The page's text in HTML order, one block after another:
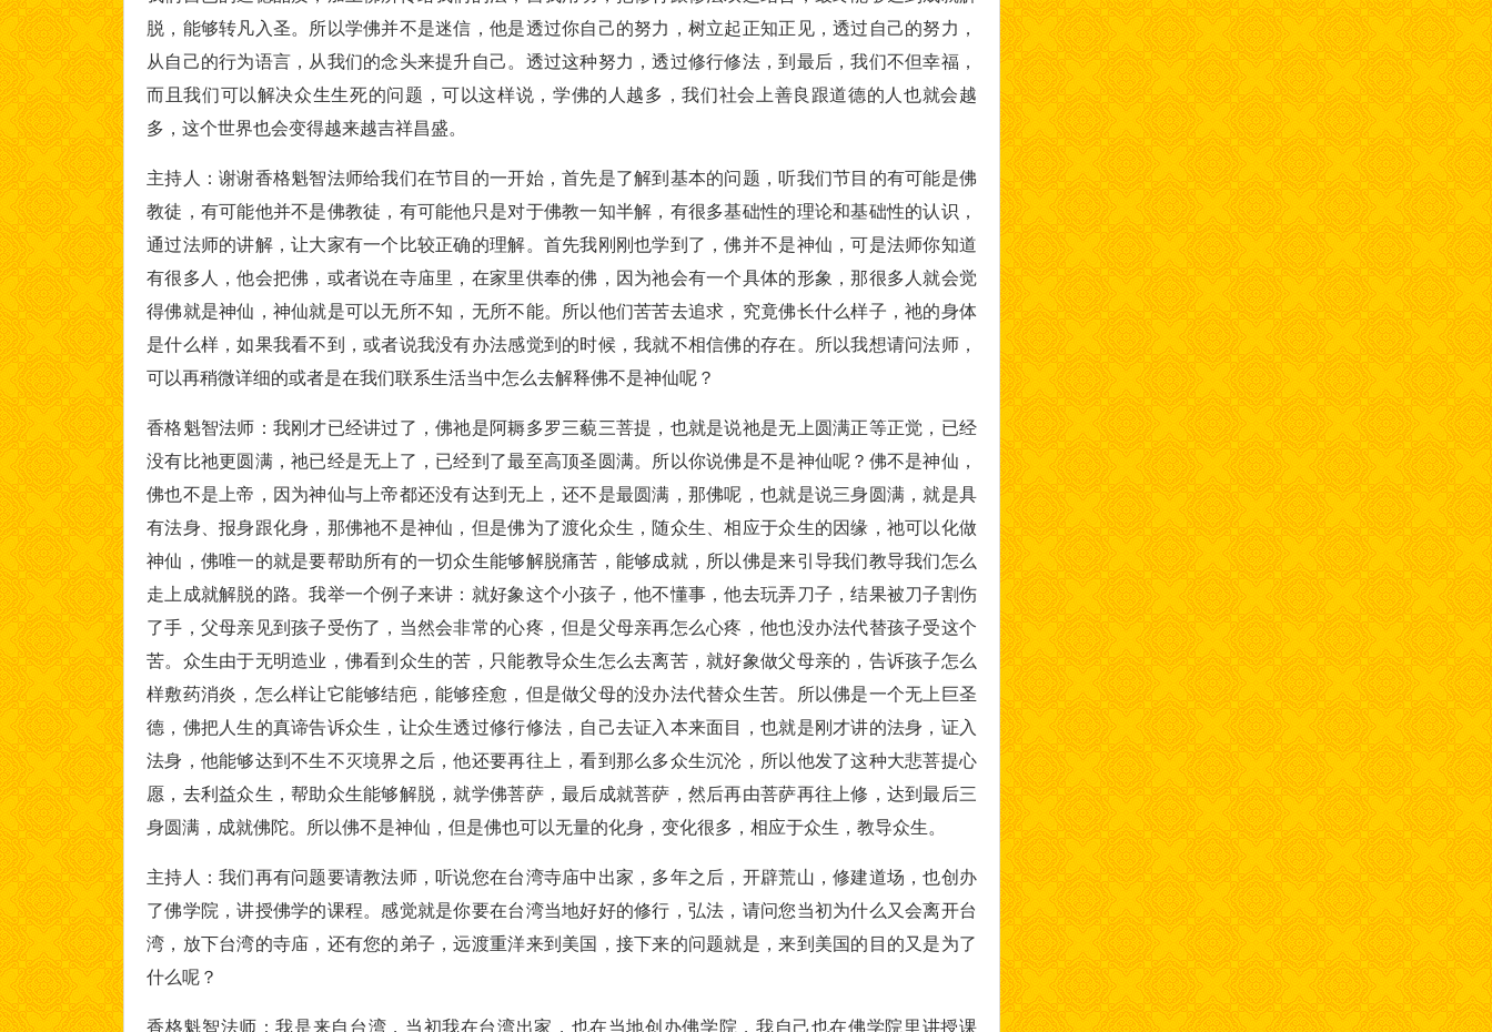
脱，能够转凡入圣。所以学佛并不是迷信，他是透过你自己的努力，树立起正知正见，透过自己的努力，
从自己的行为语言，从我们的念头来提升自己。透过这种努力，透过修行修法，到最后，我们不但幸福，
而且我们可以解决众生生死的问题，可以这样说，学佛的人越多，我们社会上善良跟道德的人也就会越
多，这个世界也会变得越来越吉祥昌盛。
主持人：谢谢香格魁智法师给我们在节目的一开始，首先是了解到基本的问题，听我们节目的有可能是佛
教徒，有可能他并不是佛教徒，有可能他只是对于佛教一知半解，有很多基础性的理论和基础性的认识，
通过法师的讲解，让大家有一个比较正确的理解。首先我刚刚也学到了，佛并不是神仙，可是法师你知道
有很多人，他会把佛，或者说在寺庙里，在家里供奉的佛，因为祂会有一个具体的形象，那很多人就会觉
得佛就是神仙，神仙就是可以无所不知，无所不能。所以他们苦苦去追求，究竟佛长什么样子，祂的身体
是什么样，如果我看不到，或者说我没有办法感觉到的时候，我就不相信佛的存在。所以我想请问法师，
可以再稍微详细的或者是在我们联系生活当中怎么去解释佛不是神仙呢？
香格魁智法师：我刚才已经讲过了，佛祂是阿耨多罗三藐三菩提，也就是说祂是无上圆满正等正觉，已经
没有比祂更圆满，祂已经是无上了，已经到了最至高顶圣圆满。所以你说佛是不是神仙呢？佛不是神仙，
佛也不是上帝，因为神仙与上帝都还没有达到无上，还不是最圆满，那佛呢，也就是说三身圆满，就是具
有法身、报身跟化身，那佛祂不是神仙，但是佛为了渡化众生，随众生、相应于众生的因缘，祂可以化做
神仙，佛唯一的就是要帮助所有的一切众生能够解脱痛苦，能够成就，所以佛是来引导我们教导我们怎么
走上成就解脱的路。我举一个例子来讲：就好象这个小孩子，他不懂事，他去玩弄刀子，结果被刀子割伤
了手，父母亲见到孩子受伤了，当然会非常的心疼，但是父母亲再怎么心疼，他也没办法代替孩子受这个
苦。众生由于无明造业，佛看到众生的苦，只能教导众生怎么去离苦，就好象做父母亲的，告诉孩子怎么
样敷药消炎，怎么样让它能够结疤，能够痊愈，但是做父母的没办法代替众生苦。所以佛是一个无上巨圣
德，佛把人生的真谛告诉众生，让众生透过修行修法，自己去证入本来面目，也就是刚才讲的法身，证入
法身，他能够达到不生不灭境界之后，他还要再往上，看到那么多众生沉沦，所以他发了这种大悲菩提心
愿，去利益众生，帮助众生能够解脱，就学佛菩萨，最后成就菩萨，然后再由菩萨再往上修，达到最后三
身圆满，成就佛陀。所以佛不是神仙，但是佛也可以无量的化身，变化很多，相应于众生，教导众生。
主持人：我们再有问题要请教法师，听说您在台湾寺庙中出家，多年之后，开辟荒山，修建道场，也创办
了佛学院，讲授佛学的课程。感觉就是你要在台湾当地好好的修行，弘法，请问您当初为什么又会离开台
湾，放下台湾的寺庙，还有您的弟子，远渡重洋来到美国，接下来的问题就是，来到美国的目的又是为了
什么呢？
香格魁智法师：我是来自台湾，当初我在台湾出家，也在当地创办佛学院，我自己也在佛学院里讲授课